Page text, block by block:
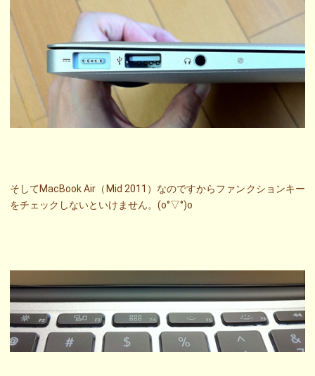
そしてMacBook Air（Mid 2011）なのですからファンクションキー
をチェックしないといけません。(o°▽°)o